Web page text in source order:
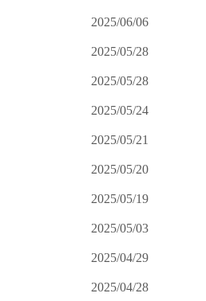
2025/06/06
2025/05/28
2025/05/28
2025/05/24
2025/05/21
2025/05/20
2025/05/19
2025/05/03
2025/04/29
2025/04/28